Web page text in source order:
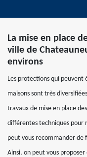
La mise en place
ville de
environs
Les protections qui peuvent
maisons sont très
travaux de mise en place
différentes techniques pour
peut vous recommander de
Ainsi, on peut vous